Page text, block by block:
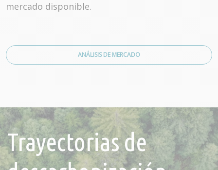
mercado disponible.
ANÁLISIS DE MERCADO
Trayectorias de